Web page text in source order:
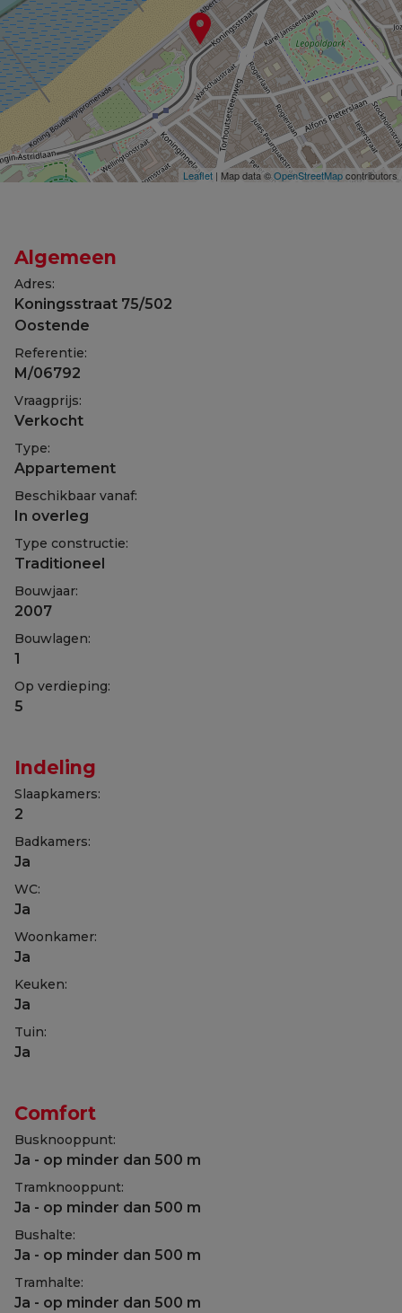
Leaflet | Map data ©OpenStreetMapcontributors
Algemeen
Adres:
Koningsstraat 75/502
Oostende
Referentie:
M/06792
Vraagprijs:
Verkocht
Type:
Appartement
Beschikbaar vanaf:
In overleg
Type constructie:
Traditioneel
Bouwjaar:
2007
Bouwlagen:
1
Op verdieping:
5
Indeling
Slaapkamers:
2
Badkamers:
Ja
WC:
Ja
Woonkamer:
Ja
Keuken:
Ja
Tuin:
Ja
Comfort
Busknooppunt:
Ja - op minder dan 500 m
Tramknooppunt:
Ja - op minder dan 500 m
Bushalte:
Ja - op minder dan 500 m
Tramhalte:
Ja - op minder dan 500 m